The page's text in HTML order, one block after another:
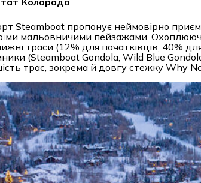
Steamboat пропонує неймовірно
мальовничими пейзажами.
траси (12% для початківців, 40%
(Steamboat Gondola, Wild Blue
трас, зокрема й довгу стежку Why